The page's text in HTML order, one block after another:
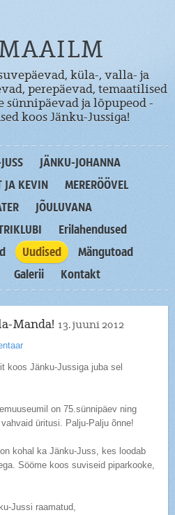
küla-, valla- ja
perepäevad, temaatilised
sünnipäevad ja lõpupeod -
koos Jänku-Jussiga!
JÄNKU-JOHANNA
JA KEVIN
MERERÖÖVEL
JÕULUVANA
Erilahendused
Uudised
Mängutoad
Galerii Kontakt
Manda! 13. juuni 2012
koos Jänku-Jussiga juba sel
on 75.sünnipäev ning
üritusi. Palju-Palju õnne!
kohal ka Jänku-Juss, kes loodab
Sööme koos suviseid piparkooke,
Jussi raamatud,